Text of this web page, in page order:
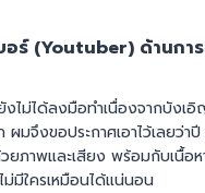
อร์ (Youtuber) ด้านกา
งไม่ได้ลงมือทำเนื่องจากบังเ
มจึงขอประกาศเอาไว้เลยว่
ภาพและเสียง พร้อมกับเนื้อ
ม่มีใครเหมือนได้แน่นอน